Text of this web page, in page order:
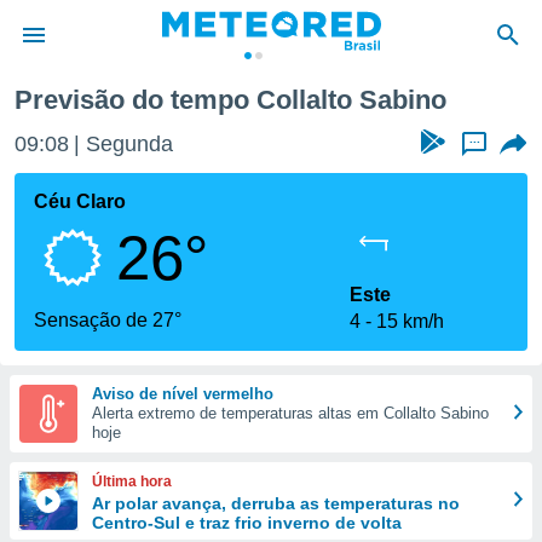
da
fornecidas
a este
das
e
forma
digital
Previsão do tempo Collalto Sabino
09:08 Segunda ...
Céu Claro
26°
Sensação de 27°
Este
4
15 km/h
Aviso de nível vermelho
Alerta extremo de temperaturas altas em Collalto Sabino
hoje
Última hora
Ar polar avança, derruba as temperaturas no
Centro-Sul e traz frio inverno de volta